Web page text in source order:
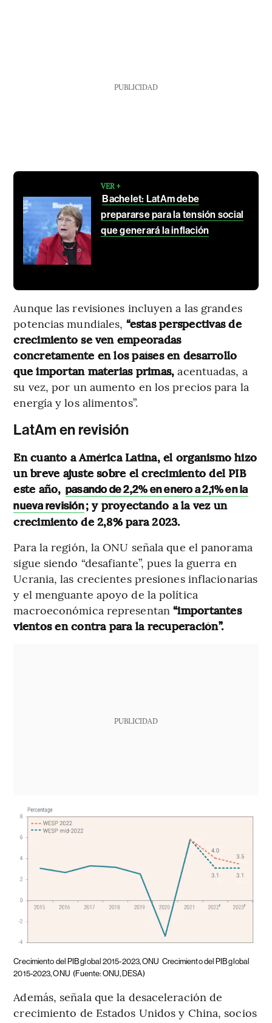
PUBLICIDAD
VER +
Bachelet: LatAm debe
prepararse para la tensión social
que generará la inflación
Aunque las revisiones incluyen a las grandes
potencias mundiales, “estas perspectivas de
crecimiento se ven empeoradas
concretamente en los países en desarrollo
que importan materias primas, acentuadas, a
su vez, por un aumento en los precios para la
energía y los alimentos”.
LatAm en revisión
En cuanto a América Latina, el organismo hizo
un breve ajuste sobre el crecimiento del PIB
este año, pasando de 2,2% en enero a 2,1% en la
nueva revisión; y proyectando a la vez un
crecimiento de 2,8% para 2023.
Para la región, la ONU señala que el panorama
sigue siendo “desafiante”, pues la guerra en
Ucrania, las crecientes presiones inflacionarias
y el menguante apoyo de la política
macroeconómica representan“importantes
vientos en contra para la recuperación”.
PUBLICIDAD
Crecimiento del PIB global 2015-2023, ONU Crecimiento del PIB global
2015-2023, ONU (Fuente: ONU, DESA)
Además, señala que la desaceleración de
crecimiento de Estados Unidos y China, socios